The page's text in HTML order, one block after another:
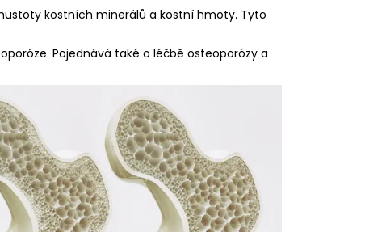
kostních minerálů a kostní hmoty. Tyto
Pojednává také o léčbě osteoporózy a